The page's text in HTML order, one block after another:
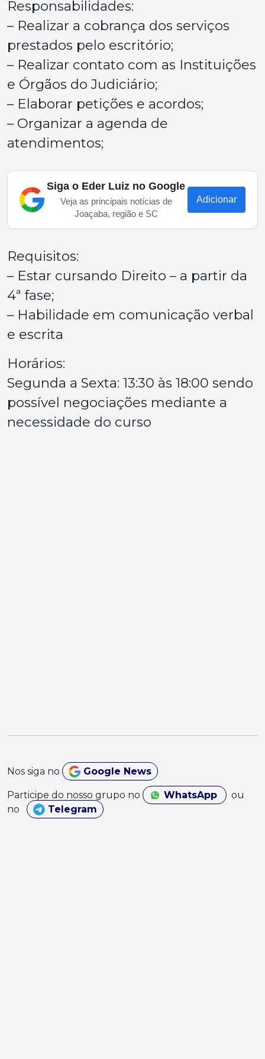
Responsabilidades:
– Realizar a cobrança dos serviços
prestados pelo escritório;
– Realizar contato com as Instituições
e Órgãos do Judiciário;
– Elaborar petições e acordos;
– Organizar a agenda de
atendimentos;
Siga o Eder Luiz no Google
Veja as principais notícias de
Joaçaba, região e SC
Adicionar
Requisitos:
– Estar cursando Direito – a partir da
4ª fase;
– Habilidade em comunicação verbal
e escrita
Horários:
Segunda a Sexta: 13:30 às 18:00 sendo
possível negociações mediante a
necessidade do curso
Nos siga no Google News
Participe do nosso grupo no WhatsApp
ou
no
Telegram